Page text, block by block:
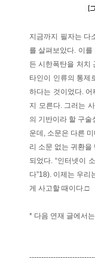
지금까지 필자는 다
를 살펴보았다. 이
든 시한폭탄을 처치
타인이 인류의 통제
하다는 것이었다.
지 모른다. 그러는
의 기반이라 할 구
운데, 소문은 다른
리 소문 없는 귀환
되었다. “인터넷이
다”18). 이제는 우
게 사고할 때이다.□
* 다음 연재 글에서